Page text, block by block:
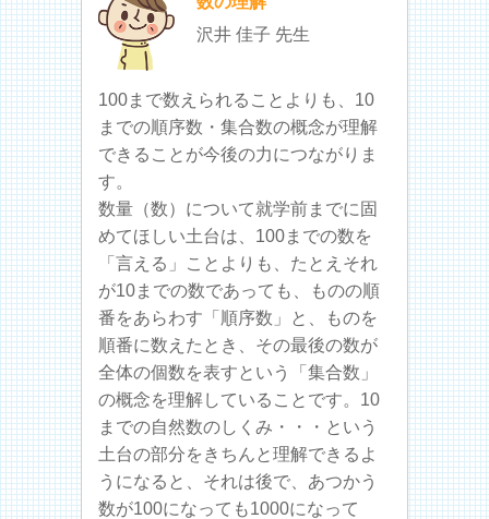
沢井 佳子 先生
100まで数えられることよりも、10
までの順序数・集合数の概念が理解
できることが今後の力につながりま
す。
数量（数）について就学前までに固
めてほしい土台は、100までの数を
「言える」ことよりも、たとえそれ
が10までの数であっても、ものの順
番をあらわす「順序数」と、ものを
順番に数えたとき、その最後の数が
全体の個数を表すという「集合数」
の概念を理解していることです。10
までの自然数のしくみ・・・という
土台の部分をきちんと理解できるよ
うになると、それは後で、あつかう
数が100になっても1000になって